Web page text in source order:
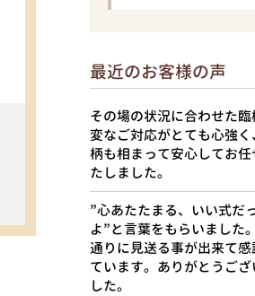
最近のお客様の声
その場の状況に合わせた
変なご対応がとても心強く
柄も相まって安心してお任
たしました。
”心あたたまる、いい式だ
よ”と言葉をもらいました
通りに見送る事が出来て感
ています。ありがとうござ
した。